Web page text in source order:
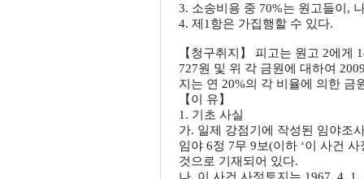
3. 소송비용 중 70%는 원고들이,
4. 제1항은 가집행할 수 있다.
【청구취지】 피고는 원고 2에게
727원 및 위 각 금원에 대하여
지는 연 20%의 각 비율에 의한 금
【이 유】
1. 기초 사실
가. 일제 강점기에 작성된 임야조
임야 6정 7무 9보(이하 ‘이 사건
것으로 기재되어 있다.